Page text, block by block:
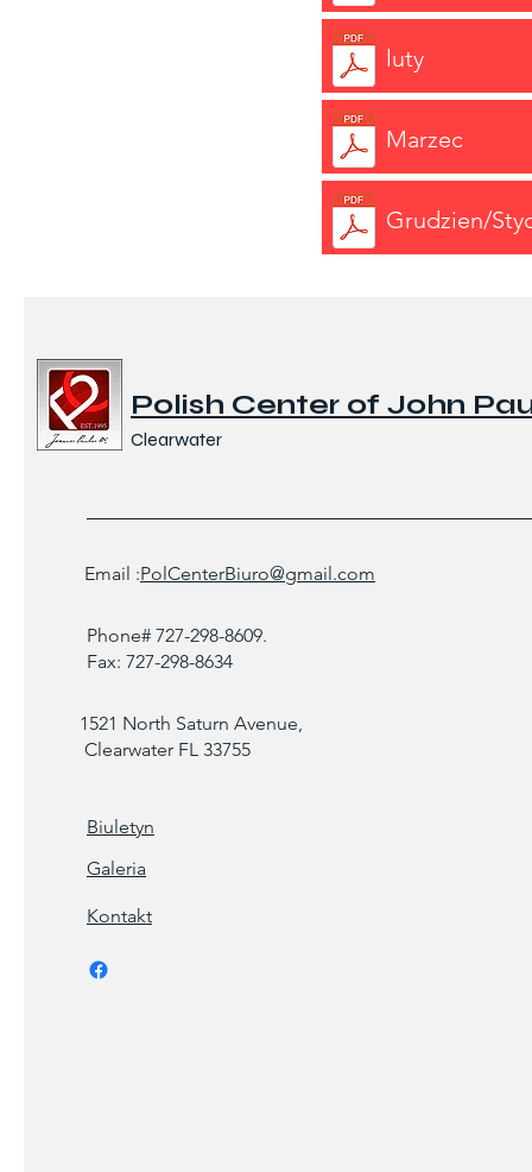
luty
Marzec
Grudzien/
Polish Center of John
Clearwater
Email :PolCenterBiuro@gmail.com
Phone# 727-298-8609.
Fax: 727-298-8634
1521 North Saturn Avenue,
Clearwater FL 33755
Biuletyn
Galeria
Kontakt